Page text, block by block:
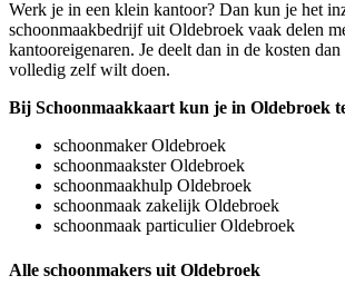
Werk je in een klein kantoor? Dan kun je het
schoonmaakbedrijf uit Oldebroek vaak delen
kantooreigenaren. Je deelt dan in de kosten dan
volledig zelf wilt doen.
Bij Schoonmaakkaart kun je in Oldebroek
schoonmaker Oldebroek
schoonmaakster Oldebroek
schoonmaakhulp Oldebroek
schoonmaak zakelijk Oldebroek
schoonmaak particulier Oldebroek
Alle schoonmakers uit Oldebroek